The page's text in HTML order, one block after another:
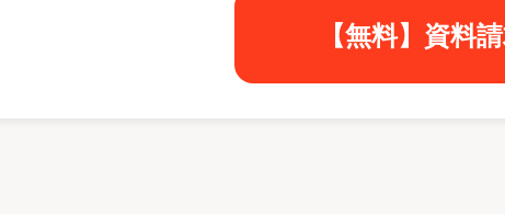
【無料】資料